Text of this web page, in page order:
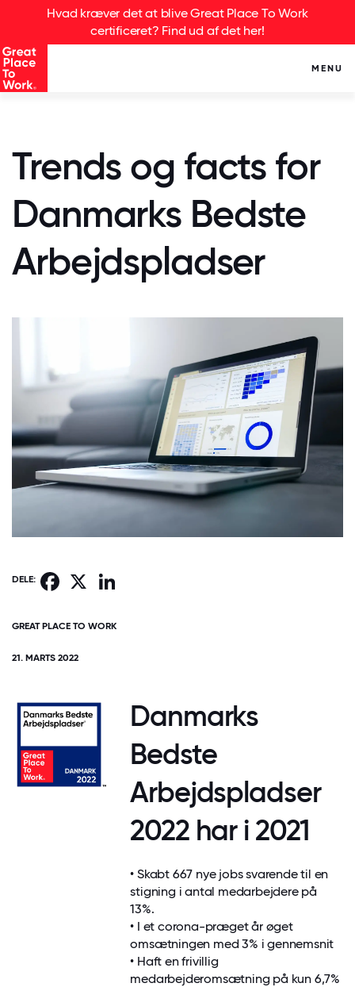
Hvad kræver det at blive Great Place To Work
certificeret? Find ud af det her!
MENU
Trends og facts for
Danmarks Bedste
Arbejdspladser
DELE: Facebook
GREAT PLACE TO WORK
21. MARTS 2022
Danmarks
Bedste
Arbejdspladser
2022 har i 2021
• Skabt 667 nye jobs svarende til en
stigning i antal medarbejdere på
13%.
• I et corona-præget år øget
omsætningen med 3% i gennemsnit
• Haft en frivillig
medarbejderomsætning på kun 6,7%